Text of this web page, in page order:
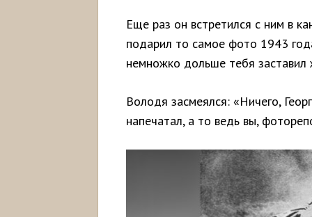
Еще раз он встретился с ним в
подарил то самое фото 1943
немножко дольше тебя заставил
Володя засмеялся: «Ничего,
напечатал, а то ведь вы,